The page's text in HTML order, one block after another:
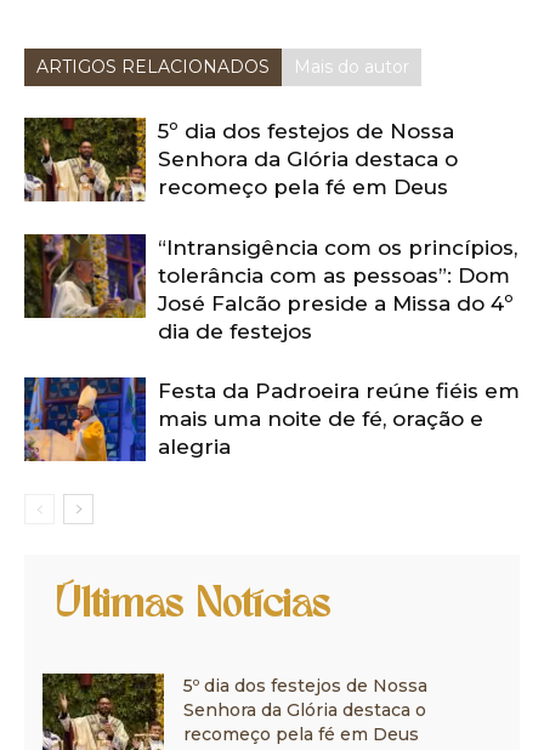
ARTIGOS RELACIONADOS Mais do autor
5º dia dos festejos de Nossa
Senhora da Glória destaca o
recomeço pela fé em Deus
“Intransigência com os princípios,
tolerância com as pessoas”: Dom
José Falcão preside a Missa do 4º
dia de festejos
Festa da Padroeira reúne fiéis em
mais uma noite de fé, oração e
alegria
Últimas Notícias
5º dia dos festejos de Nossa
Senhora da Glória destaca o
recomeço pela fé em Deus